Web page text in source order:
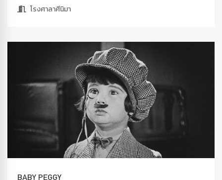
โรงศาลาศีนิมา
BABY PEGGY